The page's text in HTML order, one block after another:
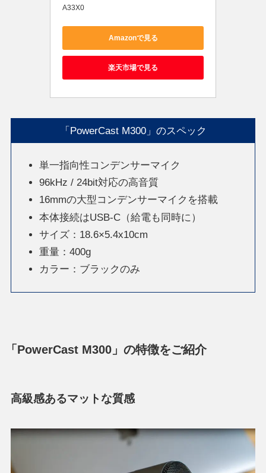
A33X0
Amazonで見る
楽天市場で見る
「PowerCast M300」のスペック
単一指向性コンデンサーマイク
96kHz / 24bit対応の高音質
16mmの大型コンデンサーマイクを搭載
本体接続はUSB-C（給電も同時に）
サイズ：18.6×5.4x10cm
重量：400g
カラー：ブラックのみ
「PowerCast M300」の特徴をご紹介
高級感あるマットな質感